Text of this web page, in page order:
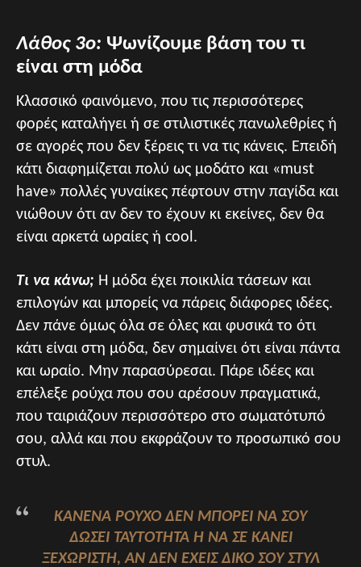
Λάθος 3ο: Ψωνίζουμε βάση του τι
είναι στη μόδα
Κλασσικό φαινόμενο, που τις περισσότερες
φορές καταλήγει ή σε στιλιστικές πανωλεθρίες ή
σε αγορές που δεν ξέρεις τι να τις κάνεις. Επειδή
κάτι διαφημίζεται πολύ ως μοδάτο και «must
have» πολλές γυναίκες πέφτουν στην παγίδα και
νιώθουν ότι αν δεν το έχουν κι εκείνες, δεν θα
είναι αρκετά ωραίες ή cool.
Τι να κάνω; Η μόδα έχει ποικιλία τάσεων και
επιλογών και μπορείς να πάρεις διάφορες ιδέες.
Δεν πάνε όμως όλα σε όλες και φυσικά το ότι
κάτι είναι στη μόδα, δεν σημαίνει ότι είναι πάντα
και ωραίο. Μην παρασύρεσαι. Πάρε ιδέες και
επέλεξε ρούχα που σου αρέσουν πραγματικά,
που ταιριάζουν περισσότερο στο σωματότυπό
σου, αλλά και που εκφράζουν το προσωπικό σου
στυλ.
ΚΑΝΈΝΑ ΡΟΎΧΟ ΔΕΝ ΜΠΟΡΕΊ ΝΑ ΣΟΥ
ΔΏΣΕΙ ΤΑΥΤΌΤΗΤΑ Ή ΝΑ ΣΕ ΚΆΝΕΙ Ξ
ΕΧΩΡΙΣΤΉ, ΑΝ ΔΕΝ ΈΧΕΙΣ ΔΙΚΌ ΣΟΥ ΣΤΥΛ Κ